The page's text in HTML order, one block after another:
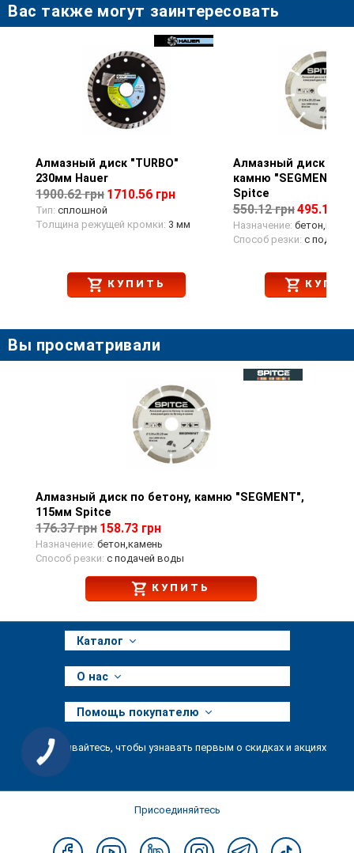
Вас также могут заинтересовать
Просмотр товара
Алмазный диск "TURBO"
230мм Hauer
1900.62 грн 1710.56 грн
Тип: сплошной
Толщина режущей кромки: 3 мм
КУПИТЬ
Просмотр
Алмазный диск по
камню "SEGMENT",
Spitce
550.12 грн495.11
Назначение:
Способ резки: с
Вы просматривали
Просмотр товара
Алмазный диск по бетону, камню "SEGMENT",
115мм Spitce
176.37 грн 158.73 грн
Назначение: бетон,камень
Способ резки: с подачей воды
КУПИТЬ
Каталог
О нас
Помощь покупателю
Подписывайтесь, чтобы узнавать первым о скидках и акциях
Присоединяйтесь
КНОПКА
ЗВ'ЯЗКУ